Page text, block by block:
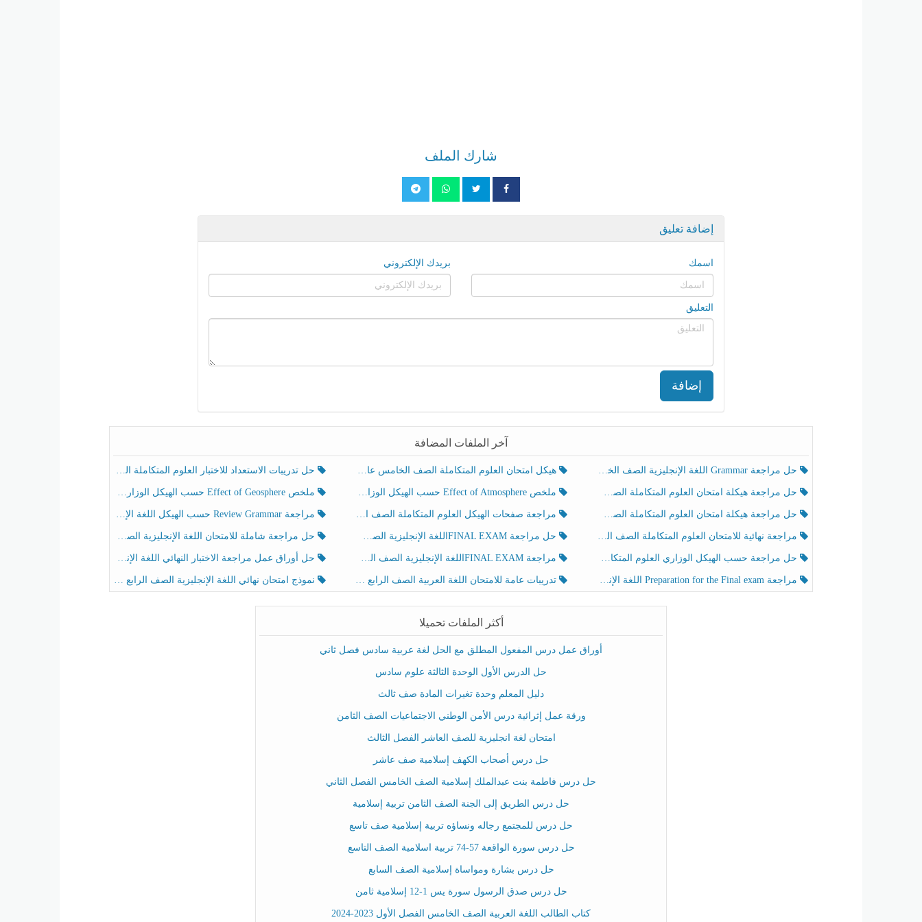
شارك الملف
إضافة تعليق
اسمك بريدك الإلكتروني
التعليق
إضافة
آخر الملفات المضافة
حل مراجعة Grammar اللغة الإنجليزية الصف الخامس الفصل الثالث هيكل امتحان العلوم المتكاملة الصف الخامس عام الفصل الدراسي الثالث 2025-2026 حل تدريبات الاستعداد للاختبار العلوم المتكاملة الصف الخامس عام الفصل الثالث
حل مراجعة هيكلة امتحان العلوم المتكاملة الصف الخامس انسبير الفصل الثالث ملخص Effect of Atmosphere حسب الهيكل الوزاري العلوم المتكاملة الصف الخامس انسبير الفصل الثالث ملخص Effect of Geosphere حسب الهيكل الوزاري العلوم المتكاملة الصف الخامس انسبير الفصل الثالث
حل مراجعة هيكلة امتحان العلوم المتكاملة الصف الخامس عام الفصل الثالث مراجعة صفحات الهيكل العلوم المتكاملة الصف الخامس انسبير الفصل الثالث مراجعة Review Grammar حسب الهيكل اللغة الإنجليزية الصف الخامس الفصل الثالث
مراجعة نهائية للامتحان العلوم المتكاملة الصف الخامس انسبير الفصل الثالث حل مراجعة FINAL EXAMاللغة الإنجليزية الصف الخامس الفصل الثالث حل مراجعة شاملة للامتحان اللغة الإنجليزية الصف الخامس الفصل الثالث
حل مراجعة حسب الهيكل الوزاري العلوم المتكاملة الصف الخامس عام الفصل الثالث مراجعة FINAL EXAMاللغة الإنجليزية الصف الخامس الفصل الثالث حل أوراق عمل مراجعة الاختبار النهائي اللغة الإنجليزية الصف الرابع الفصل الثالث
مراجعة Preparation for the Final exam اللغة الإنجليزية الصف الرابع الفصل الثالث تدريبات عامة للامتحان اللغة العربية الصف الرابع الفصل الثالث نموذج امتحان نهائي اللغة الإنجليزية الصف الرابع الفصل الثالث
أكثر الملفات تحميلا
أوراق عمل درس المفعول المطلق مع الحل لغة عربية سادس فصل ثاني
حل الدرس الأول الوحدة الثالثة علوم سادس
دليل المعلم وحدة تغيرات المادة صف ثالث
ورقة عمل إثرائية درس الأمن الوطني الاجتماعيات الصف الثامن
امتحان لغة انجليزية للصف العاشر الفصل الثالث
حل درس أصحاب الكهف إسلامية صف عاشر
حل درس فاطمة بنت عبدالملك إسلامية الصف الخامس الفصل الثاني
حل درس الطريق إلى الجنة الصف الثامن تربية إسلامية
حل درس للمجتمع رجاله ونساؤه تربية إسلامية صف تاسع
حل درس سورة الواقعة 57-74 تربية اسلامية الصف التاسع
حل درس بشارة ومواساة إسلامية الصف السابع
حل درس صدق الرسول سورة يس 1-12 إسلامية ثامن
كتاب الطالب اللغة العربية الصف الخامس الفصل الأول 2023-2024